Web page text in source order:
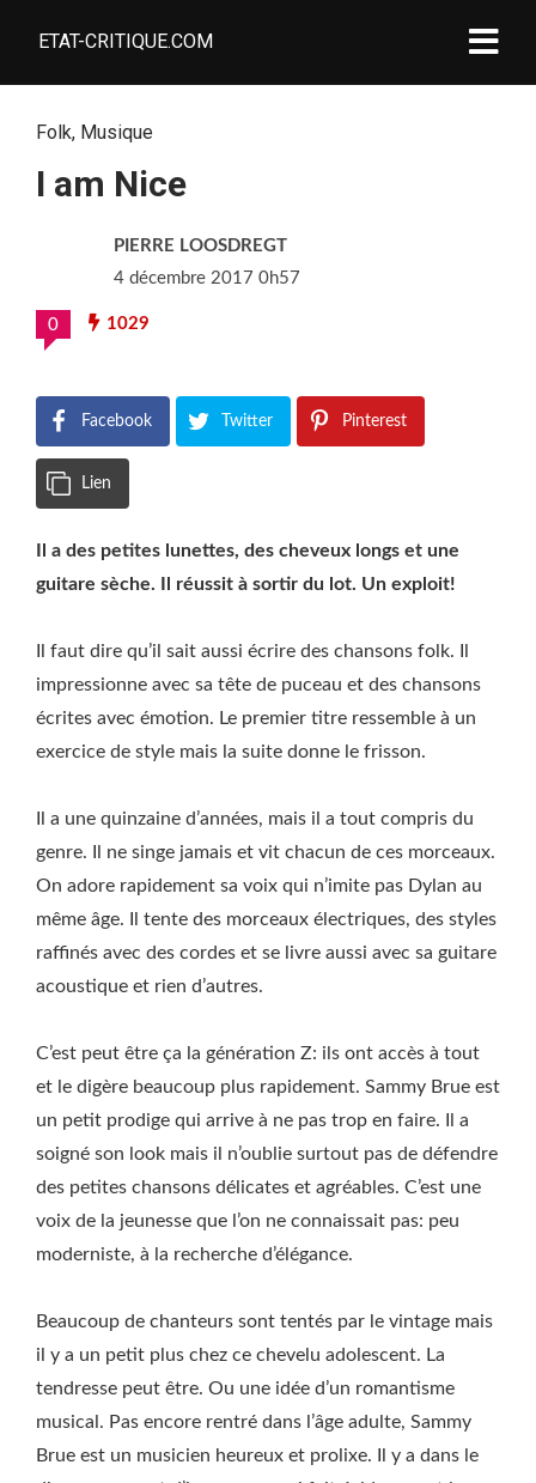
ETAT-CRITIQUE.COM
Folk, Musique
I am Nice
PIERRE LOOSDREGT
4 décembre 2017 0h57
0 1029
Facebook Twitter Pinterest
Lien
Il a des petites lunettes, des cheveux longs et une
guitare sèche. Il réussit à sortir du lot. Un exploit!
Il faut dire qu’il sait aussi écrire des chansons folk. Il
impressionne avec sa tête de puceau et des chansons
écrites avec émotion. Le premier titre ressemble à un
exercice de style mais la suite donne le frisson.
Il a une quinzaine d’années, mais il a tout compris du
genre. Il ne singe jamais et vit chacun de ces morceaux.
On adore rapidement sa voix qui n’imite pas Dylan au
même âge. Il tente des morceaux électriques, des styles
raffinés avec des cordes et se livre aussi avec sa guitare
acoustique et rien d’autres.
C’est peut être ça la génération Z: ils ont accès à tout
et le digère beaucoup plus rapidement. Sammy Brue est
un petit prodige qui arrive à ne pas trop en faire. Il a
soigné son look mais il n’oublie surtout pas de défendre
des petites chansons délicates et agréables. C’est une
voix de la jeunesse que l’on ne connaissait pas: peu
moderniste, à la recherche d’élégance.
Beaucoup de chanteurs sont tentés par le vintage mais
il y a un petit plus chez ce chevelu adolescent. La
tendresse peut être. Ou une idée d’un romantisme
musical. Pas encore rentré dans l’âge adulte, Sammy
Brue est un musicien heureux et prolixe. Il y a dans le